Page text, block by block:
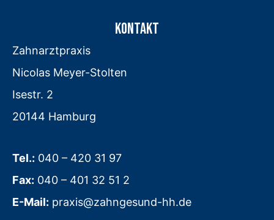
KONTAKT
Zahnarztpraxis
Nicolas Meyer-Stolten
Isestr. 2
20144 Hamburg
Tel.: 040 – 420 31 97
Fax: 040 – 401 32 51 2
E-Mail: praxis@zahngesund-hh.de